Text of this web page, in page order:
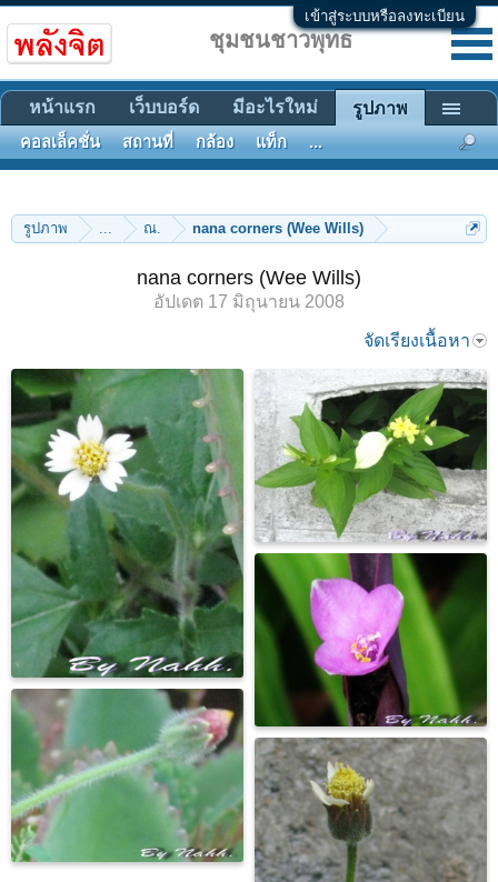
เข้าสู่ระบบหรือลงทะเบียน
รูปภาพ ... ณ. nana corners (Wee Wills)
nana corners (Wee Wills)
อัปเดต 17 มิถุนายน 2008
จัดเรียงเนื้อหา
ชุมชนชาวพุทธ
หน้าแรก เว็บบอร์ด มีอะไรใหม่ รูปภาพ
คอลเล็คชั่น สถานที่ กล้อง แท็ก ...